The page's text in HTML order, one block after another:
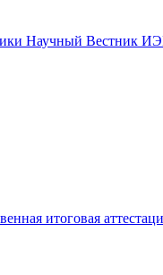
Научный Вестник
итоговая